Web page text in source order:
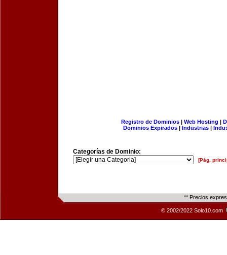
Registro de Dominios| Web Hosting |
Dominios Expirados | Industrias |
Categorías de Dominio:
[Pág.
** Precios
© 2002/2022 Solo10.com